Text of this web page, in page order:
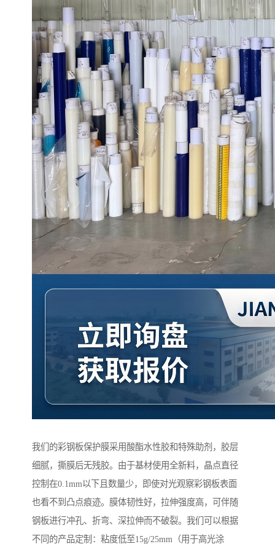
我们的彩钢板保护膜采用酸酯水性胶和特殊助剂，胶层
细腻，撕膜后无残胶。由于基材使用全新料，晶点直径
控制在0.1mm以下且数量少，即使对光观察彩钢板表面
也看不到凸点痕迹。膜体韧性好，拉伸强度高，可伴随
钢板进行冲孔、折弯、深拉伸而不破裂。我们可以根据
不同的产品定制：粘度低至15g/25mm（用于高光涂